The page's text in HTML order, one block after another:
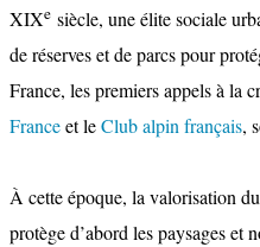
XIXe siècle, une élite sociale
de réserves et de parcs pour
France, les premiers appels à la
Franceet leClub alpin français,
À cette époque, la valorisation
protège d’abord les paysages et